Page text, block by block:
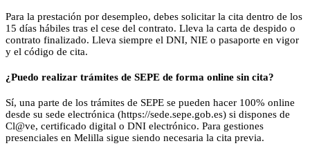
Para la prestación por desempleo, debes solicitar la cita dentro de los
15 días hábiles tras el cese del contrato. Lleva la carta de despido o
contrato finalizado. Lleva siempre el DNI, NIE o pasaporte en vigor
y el código de cita.
¿Puedo realizar trámites de SEPE de forma online sin cita?
Sí, una parte de los trámites de SEPE se pueden hacer 100% online
desde su sede electrónica (https://sede.sepe.gob.es) si dispones de
Cl@ve, certificado digital o DNI electrónico. Para gestiones
presenciales en Melilla sigue siendo necesaria la cita previa.